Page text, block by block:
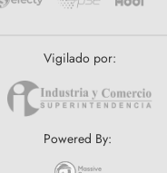
Vigilado por:
Powered By: